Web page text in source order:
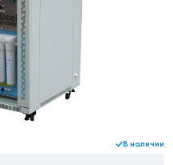
В наличии